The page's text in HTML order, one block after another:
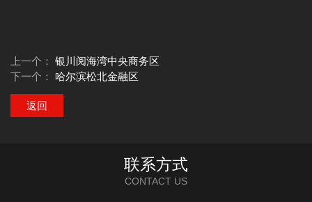
上一个：银川阅海湾中央商务区
下一个： 哈尔滨松北金融区
返回
联系方式
CONTACT US